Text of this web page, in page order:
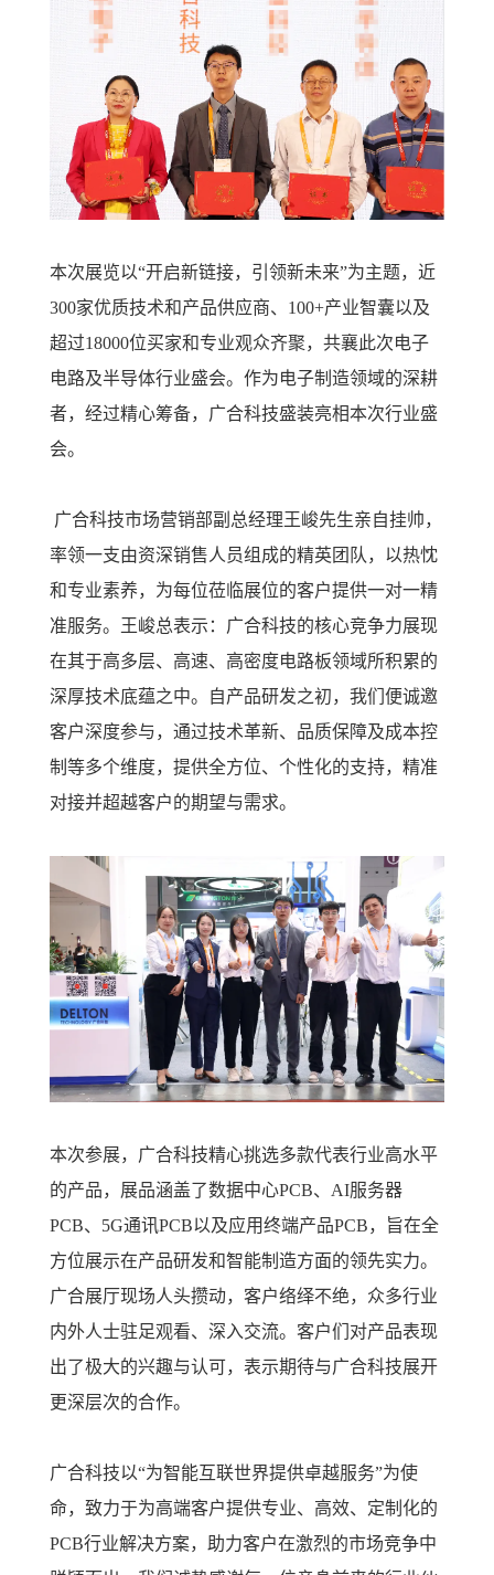
本次展览以“开启新链接，引领新未来”为主题，近
300家优质技术和产品供应商、100+产业智囊以及
超过18000位买家和专业观众齐聚，共襄此次电子
电路及半导体行业盛会。作为电子制造领域的深耕
者，经过精心筹备，广合科技盛装亮相本次行业盛
会。
广合科技市场营销部副总经理王峻先生亲自挂帅，
率领一支由资深销售人员组成的精英团队，以热忱
和专业素养，为每位莅临展位的客户提供一对一精
准服务。王峻总表示：广合科技的核心竞争力展现
在其于高多层、高速、高密度电路板领域所积累的
深厚技术底蕴之中。自产品研发之初，我们便诚邀
客户深度参与，通过技术革新、品质保障及成本控
制等多个维度，提供全方位、个性化的支持，精准
对接并超越客户的期望与需求。
本次参展，广合科技精心挑选多款代表行业高水平
的产品，展品涵盖了数据中心PCB、AI服务器
PCB、5G通讯PCB以及应用终端产品PCB，旨在全
方位展示在产品研发和智能制造方面的领先实力。
广合展厅现场人头攒动，客户络绎不绝，众多行业
内外人士驻足观看、深入交流。客户们对产品表现
出了极大的兴趣与认可，表示期待与广合科技展开
更深层次的合作。
广合科技以“为智能互联世界提供卓越服务”为使
命，致力于为高端客户提供专业、高效、定制化的
PCB行业解决方案，助力客户在激烈的市场竞争中